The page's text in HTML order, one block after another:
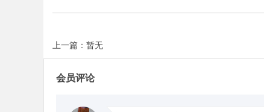
上一篇：暂无
会员评论